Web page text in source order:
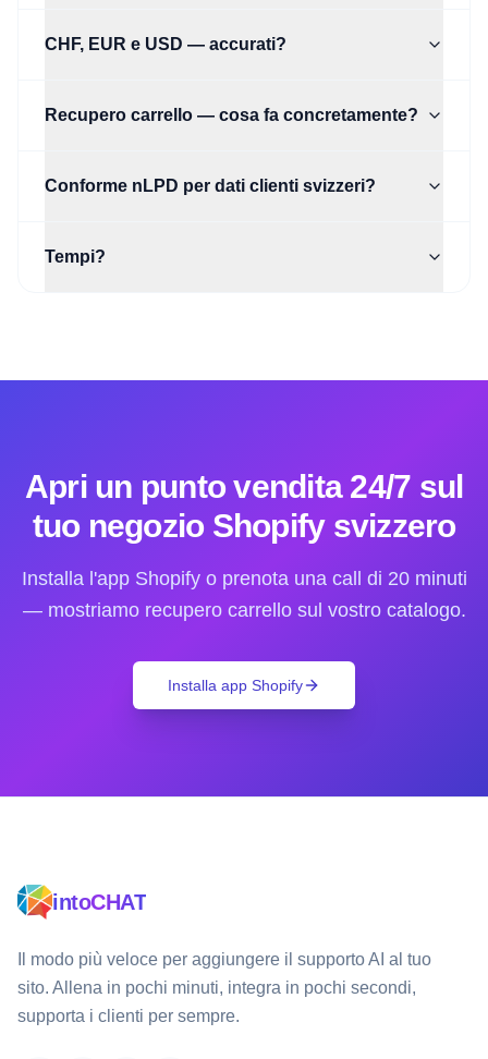
CHF, EUR e USD — accurati?
Recupero carrello — cosa fa concretamente?
Conforme nLPD per dati clienti svizzeri?
Tempi?
Apri un punto vendita 24/7 sul
tuo negozio Shopify svizzero
Installa l'app Shopify o prenota una call di 20 minuti
— mostriamo recupero carrello sul vostro catalogo.
Installa app Shopify
intoCHAT
Il modo più veloce per aggiungere il supporto AI al tuo
sito. Allena in pochi minuti, integra in pochi secondi,
supporta i clienti per sempre.